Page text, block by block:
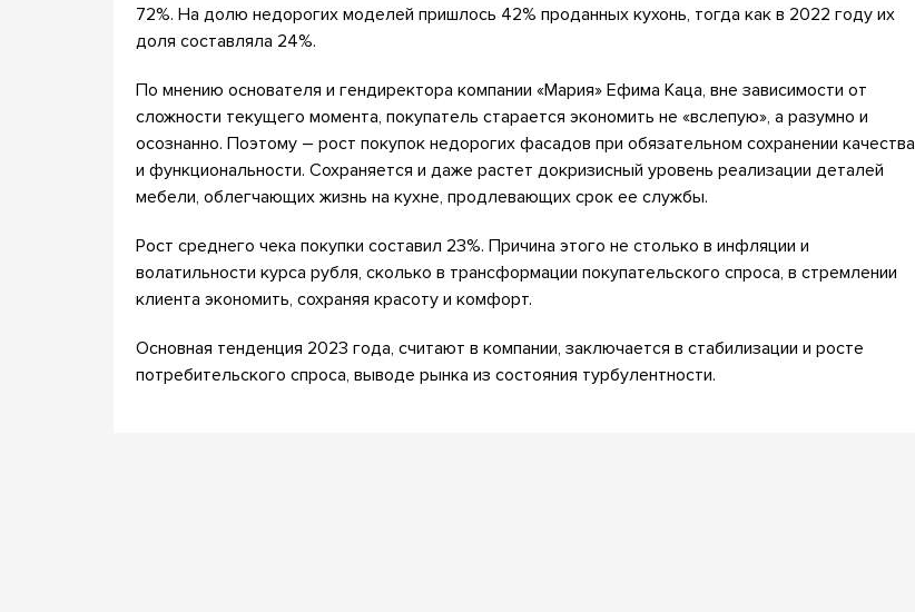
72%. На долю недорогих моделей пришлось 42% проданных кухонь, тогда как в 2022 году их
доля составляла 24%.
По мнению основателя и гендиректора компании «Мария» Ефима Каца, вне зависимости от
сложности текущего момента, покупатель старается экономить не «вслепую», а разумно и
осознанно. Поэтому – рост покупок недорогих фасадов при обязательном сохранении качества
и функциональности. Сохраняется и даже растет докризисный уровень реализации деталей
мебели, облегчающих жизнь на кухне, продлевающих срок ее службы.
Рост среднего чека покупки составил 23%. Причина этого не столько в инфляции и
волатильности курса рубля, сколько в трансформации покупательского спроса, в стремлении
клиента экономить, сохраняя красоту и комфорт.
Основная тенденция 2023 года, считают в компании, заключается в стабилизации и росте
потребительского спроса, выводе рынка из состояния турбулентности.